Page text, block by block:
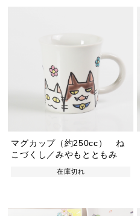
マグカップ（約250cc） ね
こづくし／みやもとともみ
在庫切れ